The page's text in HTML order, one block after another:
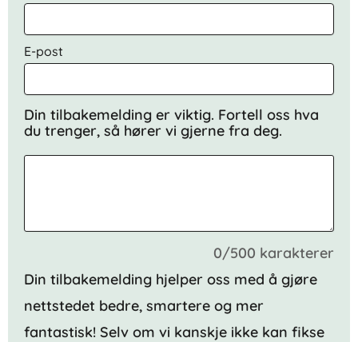
E-post
Din tilbakemelding er viktig. Fortell oss hva
du trenger, så hører vi gjerne fra deg.
0/500 karakterer
Din tilbakemelding hjelper oss med å gjøre
nettstedet bedre, smartere og mer
fantastisk! Selv om vi kanskje ikke kan fikse